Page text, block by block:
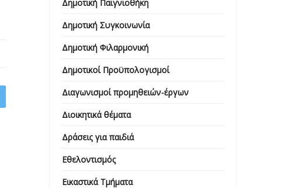
Δημοτική Παιγνιοθήκη
Δημοτική Συγκοινωνία
Δημοτική Φιλαρμονική
Δημοτικοί Προϋπολογισμοί
Διαγωνισμοί προμηθειών-έργων
Διοικητικά θέματα
Δράσεις για παιδιά
Εθελοντισμός
Εικαστικά Τμήματα